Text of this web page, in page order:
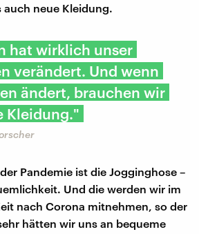
auch neue Kleidung.
hat wirklich unser
verändert. Und wenn
ändert, brauchen wir
Kleidung."
Pandemie ist die Jogginghose –
Und die werden wir im
nach Corona mitnehmen, so der
hätten wir uns an bequeme